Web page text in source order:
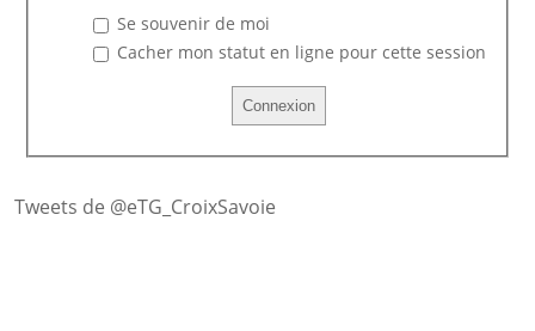
Se souvenir de moi
Cacher mon statut en ligne pour cette session
Tweets de @eTG_CroixSavoie